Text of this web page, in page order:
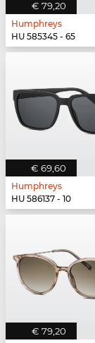
€ 79,20
Humphreys
HU 585345 - 65
€ 69,60
Humphreys
HU 586137 - 10
€ 79,20